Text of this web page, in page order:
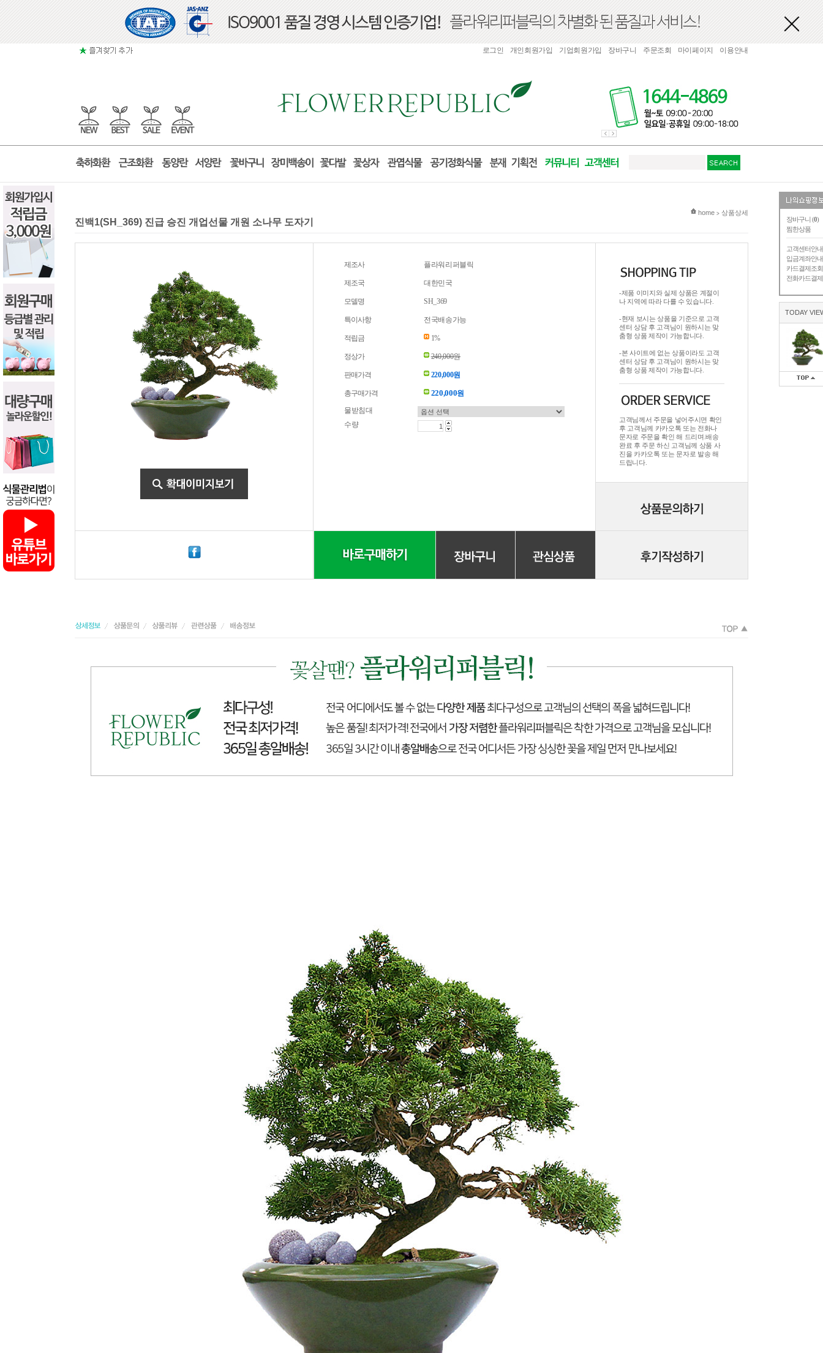
장바구니 (0)
찜한상품
고객센터안내
입금계좌안내
카드결제조회
전화카드결제
TODAY
로그인 개인회원가입 기업회원가입 장바구니 주문조회 마이페이지 이용안내
현재 위치
home > 상품상세
진백1(SH_369) 진급 승진 개업선물 개원 소나무 도자기
제조사 플라워리퍼블릭
제조국 대한민국
모델명 SH_369
특이사항 전국배송가능
적립금 1%
정상가 240,000원
판매가격 220,000원
총구매가격 220,000원
물받침대
수량
-제품 이미지와 실제 상품은 계절이
나 지역에 따라 다를 수 있습니다.
-현재 보시는 상품을 기준으로 고객
센터 상담 후 고객님이 원하시는 맞
춤형 상품 제작이 가능합니다.
-본 사이트에 없는 상품이라도 고객
센터 상담 후 고객님이 원하시는 맞
춤형 상품 제작이 가능합니다.
고객님께서 주문을 넣어주시면 확인
후 고객님께 카카오톡 또는 전화나
문자로 주문을 확인 해 드리며.배송
완료 후 주문 하신 고객님께 상품 사
진을 카카오톡 또는 문자로 발송 해
드립니다.